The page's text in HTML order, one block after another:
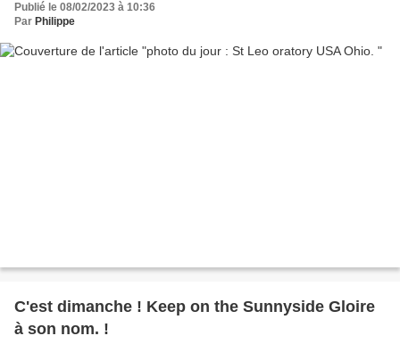
Publié le 08/02/2023 à 10:36
Par Philippe
C'est dimanche ! Keep on the Sunnyside Gloire
à son nom. !